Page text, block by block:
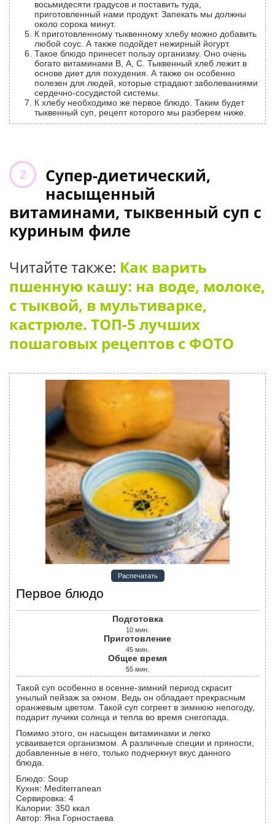
восьмидесяти градусов и поставить туда,
приготовленный нами продукт. Запекать мы должны
около сорока минут.
К приготовленному тыквенному хлебу можно добавить
любой соус. А также подойдет нежирный йогурт.
Такое блюдо принесет пользу организму. Оно очень
богато витаминами В, А, С. Тыквенный хлеб лежит в
основе диет для похудения. А также он особенно
полезен для людей, которые страдают заболеваниями
сердечно-сосудистой системы.
К хлебу необходимо же первое блюдо. Таким будет
тыквенный суп, рецепт которого мы разберем ниже.
Супер-диетический,
насыщенный
витаминами, тыквенный суп с
куриным филе
Читайте также: Как варить
пшенную кашу: на воде, молоке,
с тыквой, в мультиварке,
кастрюле. ТОП-5 лучших
пошаговых рецептов с ФОТО
Распечатать
Первое блюдо
Подготовка
10 мин.
Приготовление
45 мин.
Общее время
55 мин.
Такой суп особенно в осенне-зимний период скрасит
унылый пейзаж за окном. Ведь он обладает прекрасным
оранжевым цветом. Такой суп согреет в зимнюю непогоду,
подарит лучики солнца и тепла во время снегопада.
Помимо этого, он насыщен витаминами и легко
усваивается организмом. А различные специи и пряности,
добавленные в него, только подчеркнут вкус данного
блюда.
Блюдо: Soup
Кухня: Mediterranean
Сервировка: 4
Калории: 350 ккал
Автор: Яна Горностаева